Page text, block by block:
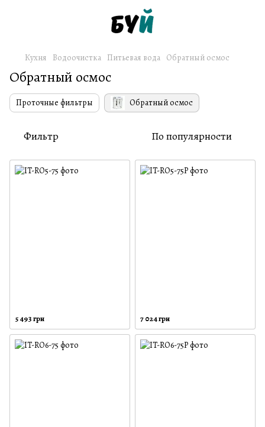
Кухня Водоочистка Питьевая вода Обратный осмос
Обратный осмос
Проточные фильтры Обратный осмос
Фильтр По популярности
5 493 грн 7 024 грн